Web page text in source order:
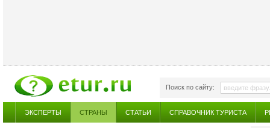
Поиск по сайту:
ЭКСПЕРТЫ СТРАНЫ СТАТЬИ СПРАВОЧНИК ТУРИСТА